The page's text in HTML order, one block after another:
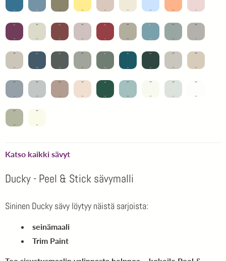
Katso kaikki sävyt
Ducky - Peel & Stick sävymalli
Sininen Ducky sävy löytyy näistä sarjoista:
seinämaali
Trim Paint